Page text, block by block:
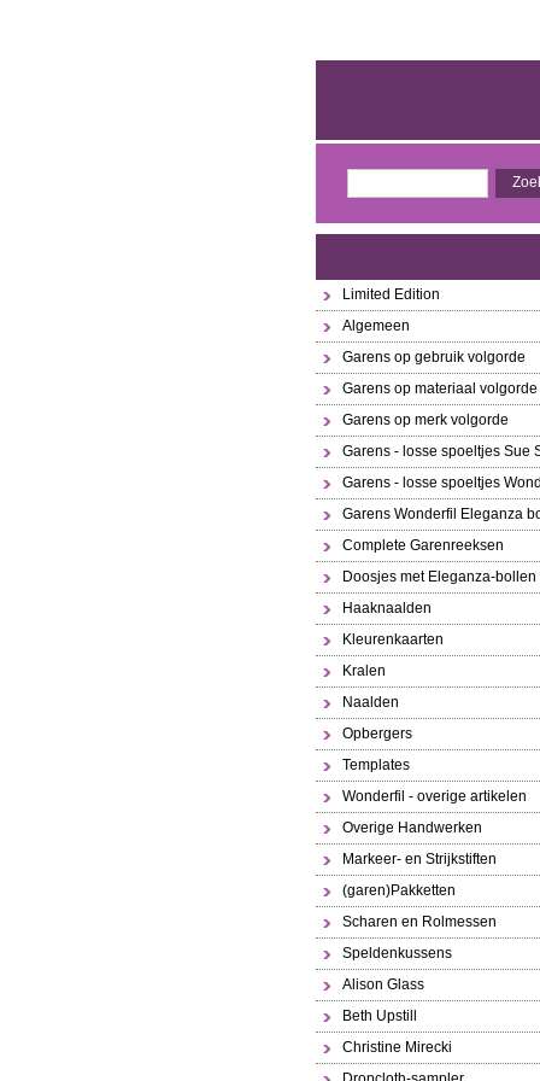
Limited Edition
Algemeen
Garens op gebruik volgorde
Garens op materiaal volgorde
Garens op merk volgorde
Garens - losse spoeltjes Sue
Garens - losse spoeltjes
Garens Wonderfil Eleganza
Complete Garenreeksen
Doosjes met Eleganza-bollen
Haaknaalden
Kleurenkaarten
Kralen
Naalden
Opbergers
Templates
Wonderfil - overige artikelen
Overige Handwerken
Markeer- en Strijkstiften
(garen)Pakketten
Scharen en Rolmessen
Speldenkussens
Alison Glass
Beth Upstill
Christine Mirecki